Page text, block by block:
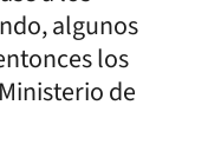
algunos
los
de